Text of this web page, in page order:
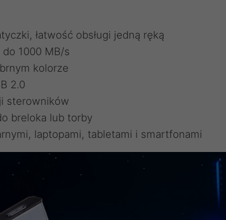
łatwość obsługi jedną ręką
1000 MB/s
kolorze
2.0
sterowników
breloka lub torby
laptopami, tabletami i smartfonami